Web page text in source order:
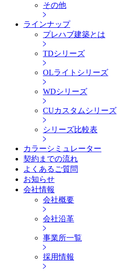
その他
ラインナップ
プレハブ建築とは
TDシリーズ
OLライトシリーズ
WDシリーズ
CUカスタムシリーズ
シリーズ比較表
カラーシミュレーター
契約までの流れ
よくあるご質問
お知らせ
会社情報
会社概要
会社沿革
事業所一覧
採用情報